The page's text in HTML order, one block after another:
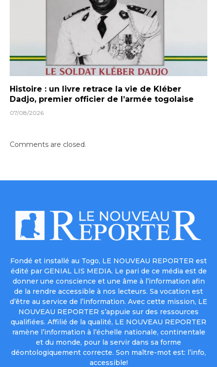
Histoire : un livre retrace la vie de Kléber
Dadjo, premier officier de l’armée togolaise
07/08/2026
Comments are closed.
Fondé et installé au Togo, LE NOUVEAU REPORTER est
édité par GENIAL LIS MEDIA. Le pari de ce média est de
donner une conscience et une âme à l’information afin
de la rendre accessible à nos lecteurs. Sa vocation est
d’être au service de l’information. Avec cette mission, LE
NOUVEAU REPORTER s’appuie sur des ressources
qualifiées. Affilié de la qualité, LE NOUVEAU REPORTER
ramène l’information à l’échelle nationale, continentale
et du monde, pour la servir dans sa forme
déontologiquement correcte. Son maître-mot est: l’info,
accessible!